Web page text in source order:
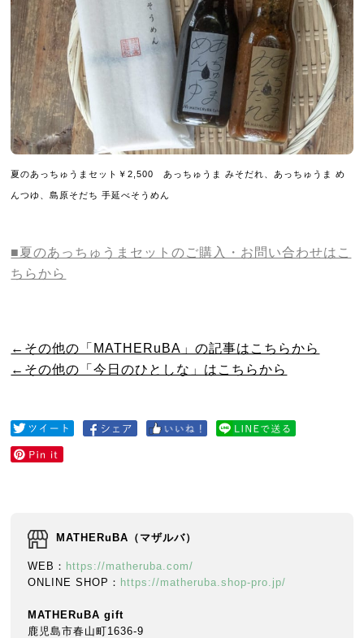
夏のあっちゅうまセット￥2,500 あっちゅうま みそだれ、あっちゅうま め
んつゆ、島原そだち 手延べそうめん
■夏のあっちゅうまセットのご購入・お問い合わせはこ
ちらから
←その他の「MATHERuBA」の記事はこちらから
←その他の「今日のひとしな」はこちらから
MATHERuBA（マザルバ）
WEB： https://matheruba.com/
ONLINE SHOP： https://matheruba.shop-pro.jp/
MATHERuBA gift
鹿児島市春山町1636-9